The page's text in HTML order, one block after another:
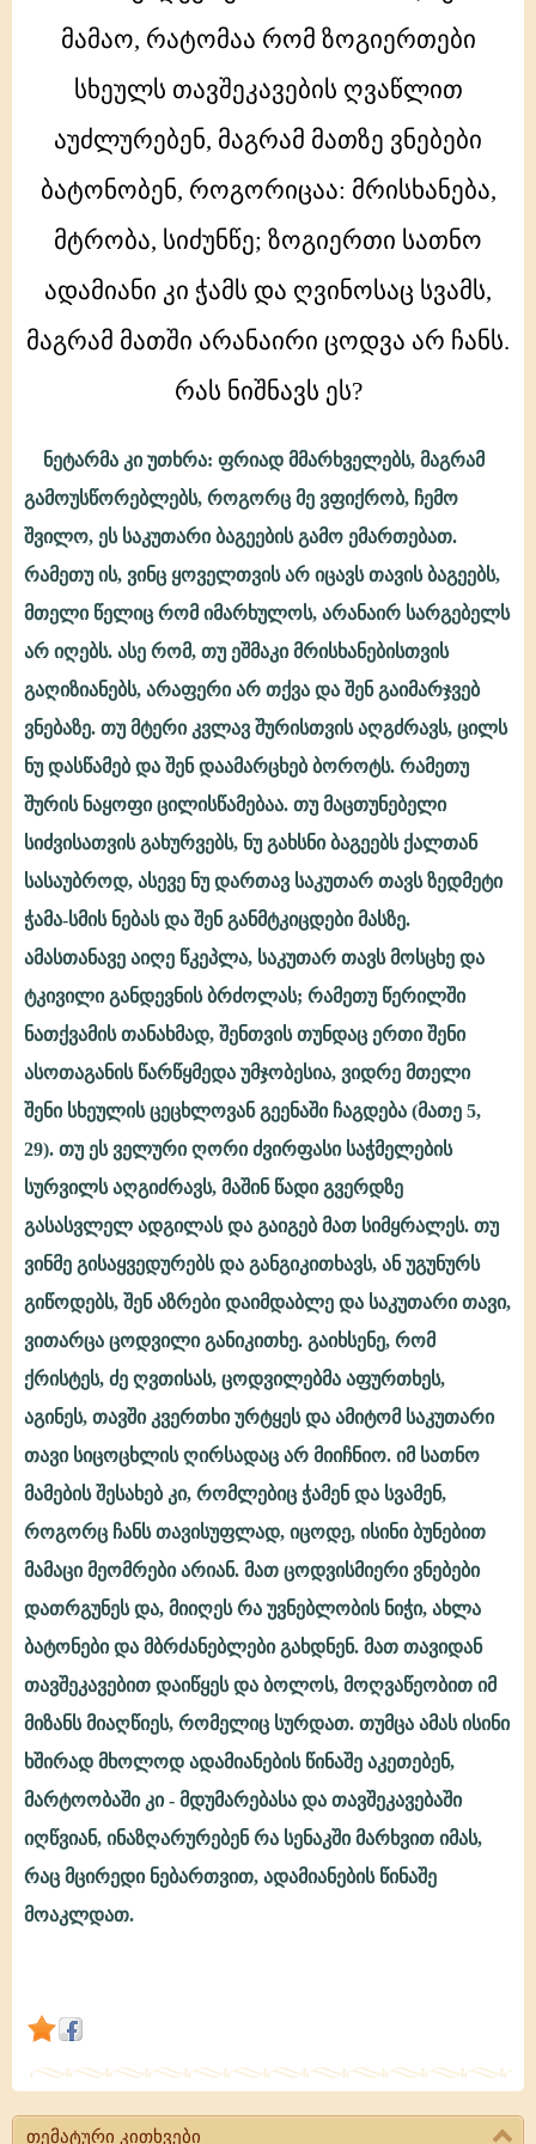
ძმამ
კიდევ
ჰკითხა:
მითხარი,
ჩემო
მამაო,
რატომაა
ზოგიერთები
სხეულს
თავშეკავების
ღვაწლით
მამაო, რატომაა რომ ზოგიერთები
სხეულს თავშეკავების ღვაწლით
აუძლურებენ, მაგრამ მათზე ვნებები
ბატონობენ, როგორიცაა: მრისხანება,
მტრობა, სიძუნწე; ზოგიერთი სათნო
ადამიანი კი ჭამს და ღვინოსაც სვამს,
მაგრამ მათში არანაირი ცოდვა არ ჩანს.
რას ნიშნავს ეს?
ნეტარმა კი უთხრა: ფრიად მმარხველებს, მაგრამ
გამოუსწორებლებს, როგორც მე ვფიქრობ, ჩემო
შვილო, ეს საკუთარი ბაგეების გამო ემართებათ.
რამეთუ ის, ვინც ყოველთვის არ იცავს თავის ბაგეებს,
მთელი წელიც რომ იმარხულოს, არანაირ სარგებელს
არ იღებს. ასე რომ, თუ ეშმაკი მრისხანებისთვის
გაღიზიანებს, არაფერი არ თქვა და შენ გაიმარჯვებ
ვნებაზე. თუ მტერი კვლავ შურისთვის აღგძრავს, ცილს
ნუ დასწამებ და შენ დაამარცხებ ბოროტს. რამეთუ
შურის ნაყოფი ცილისწამებაა. თუ მაცთუნებელი
სიძვისათვის გახურვებს, ნუ გახსნი ბაგეებს ქალთან
სასაუბროდ, ასევე ნუ დართავ საკუთარ თავს ზედმეტი
ჭამა-სმის ნებას და შენ განმტკიცდები მასზე.
ამასთანავე აიღე წკეპლა, საკუთარ თავს მოსცხე და
ტკივილი განდევნის ბრძოლას; რამეთუ წერილში
ნათქვამის თანახმად, შენთვის თუნდაც ერთი შენი
ასოთაგანის წარწყმედა უმჯობესია, ვიდრე მთელი
შენი სხეულის ცეცხლოვან გეენაში ჩაგდება (მათე 5,
29). თუ ეს ველური ღორი ძვირფასი საჭმელების
სურვილს აღგიძრავს, მაშინ წადი გვერდზე
გასასვლელ ადგილას და გაიგებ მათ სიმყრალეს. თუ
ვინმე გისაყვედურებს და განგიკითხავს, ან უგუნურს
გიწოდებს, შენ აზრები დაიმდაბლე და საკუთარი თავი,
ვითარცა ცოდვილი განიკითხე. გაიხსენე, რომ
ქრისტეს, ძე ღვთისას, ცოდვილებმა აფურთხეს,
აგინეს, თავში კვერთხი ურტყეს და ამიტომ საკუთარი
თავი სიცოცხლის ღირსადაც არ მიიჩნიო. იმ სათნო
მამების შესახებ კი, რომლებიც ჭამენ და სვამენ,
როგორც ჩანს თავისუფლად, იცოდე, ისინი ბუნებით
მამაცი მეომრები არიან. მათ ცოდვისმიერი ვნებები
დათრგუნეს და, მიიღეს რა უვნებლობის ნიჭი, ახლა
ბატონები და მბრძანებლები გახდნენ. მათ თავიდან
თავშეკავებით დაიწყეს და ბოლოს, მოღვაწეობით იმ
მიზანს მიაღწიეს, რომელიც სურდათ. თუმცა ამას ისინი
ხშირად მხოლოდ ადამიანების წინაშე აკეთებენ,
მარტოობაში კი - მდუმარებასა და თავშეკავებაში
იღწვიან, ინაზღარურებენ რა სენაკში მარხვით იმას,
რაც მცირედი ნებართვით, ადამიანების წინაშე
მოაკლდათ.
თემატური კითხვები